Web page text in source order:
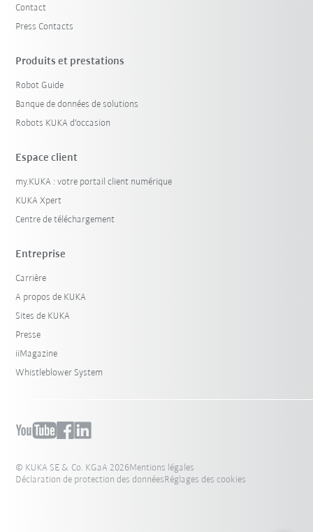
Réinitialiser le filtre
Contact
Press Contacts
Produits et prestations
Robot Guide
Banque de données de solutions
Robots KUKA d'occasion
Espace client
my.KUKA : votre portail client numérique
KUKA Xpert
Centre de téléchargement
Entreprise
Carrière
A propos de KUKA
Sites de KUKA
Presse
iiMagazine
Whistleblower System
© KUKA SE & Co. KGaA 2026Mentions légales
Déclaration de protection des donnéesRéglages des cookies